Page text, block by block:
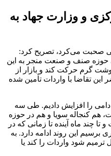
و وزارت جهاد به
صحبت می‌کرد، تصریح کرد:
صنف و صنعت منجر به این
گرم حرکت کند و بازار از
تقاضا با واردات تأمین شده
را افزایش دادیم. طی سه
هم کنجاله سویا و هم در حوزه
چند ماه آینده تا زمانی که در
برسیم این روند ادامه دارد. به
ترمیم شود واردات را کند یا